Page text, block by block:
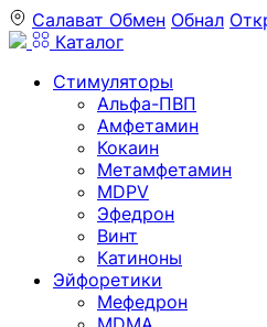
Салават Обмен Обнал
Каталог
Стимуляторы
Альфа-ПВП
Амфетамин
Кокаин
Метамфетамин
MDPV
Эфедрон
Винт
Катиноны
Эйфоретики
Мефедрон